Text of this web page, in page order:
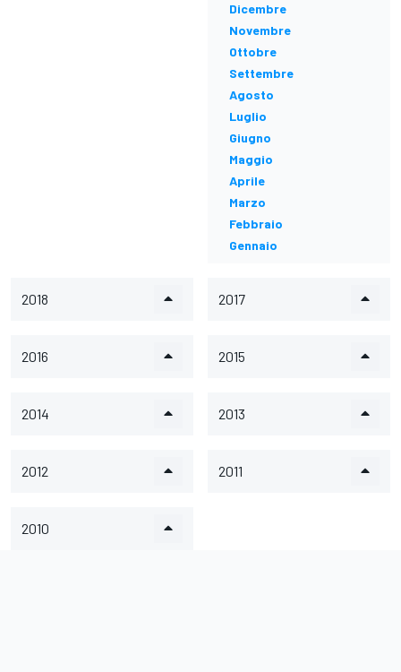
Dicembre
Novembre
Ottobre
Settembre
Agosto
Luglio
Giugno
Maggio
Aprile
Marzo
Febbraio
Gennaio
2018 2017
2016 2015
2014 2013
2012 2011
2010